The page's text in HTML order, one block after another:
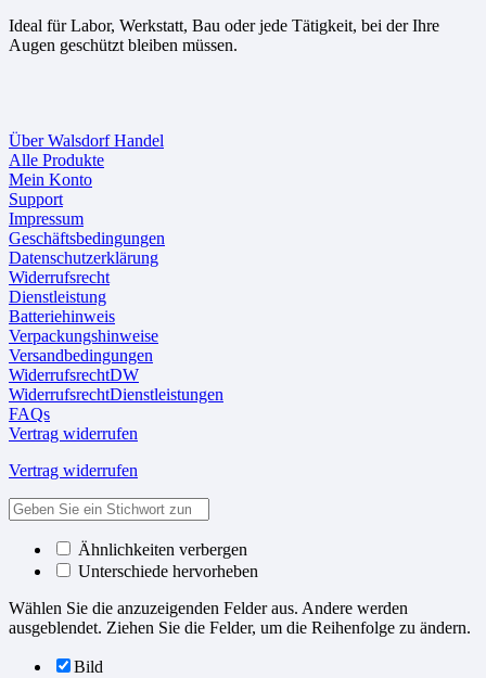
Ideal für Labor, Werkstatt, Bau oder jede Tätigkeit, bei der Ihre
Augen geschützt bleiben müssen.
Über Walsdorf Handel
Alle Produkte
Mein Konto
Support
Impressum
Geschäftsbedingungen
Datenschutzerklärung
Widerrufsrecht
Dienstleistung
Batteriehinweis
Verpackungshinweise
Versandbedingungen
WiderrufsrechtDW
WiderrufsrechtDienstleistungen
FAQs
Vertrag widerrufen
Vertrag widerrufen
Ähnlichkeiten verbergen
Unterschiede hervorheben
Wählen Sie die anzuzeigenden Felder aus. Andere werden
ausgeblendet. Ziehen Sie die Felder, um die Reihenfolge zu ändern.
Bild